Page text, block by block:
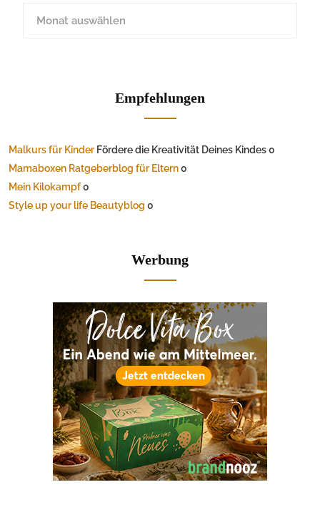
Empfehlungen
Malkurs für Kinder Fördere die Kreativität Deines Kindes 0
Mamaboxen Ratgeberblog für Eltern0
Mein Kilokampf0
Style up your life Beautyblog 0
Werbung